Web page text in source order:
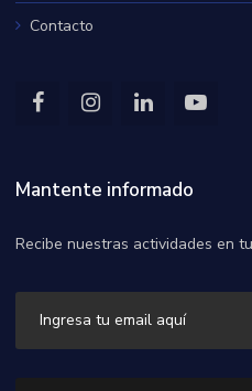
Contacto
Mantente informado
Recibe nuestras actividades en